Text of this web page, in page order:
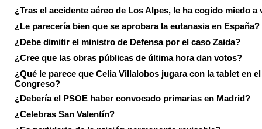
¿Tras el accidente aéreo de Los Alpes, le ha cogido miedo a
¿Le parecería bien que se aprobara la eutanasia en España?
¿Debe dimitir el ministro de Defensa por el caso Zaida?
¿Cree que las obras públicas de última hora dan votos?
¿Qué le parece que Celia Villalobos jugara con la tablet en el
Congreso?
¿Debería el PSOE haber convocado primarias en Madrid?
¿Celebras San Valentín?